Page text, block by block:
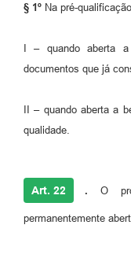
§ 1º Na pré-
I – quando aberta a
documentos que já
II – quando aberta a
qualidade.
Art. 22 . O
permanentemente